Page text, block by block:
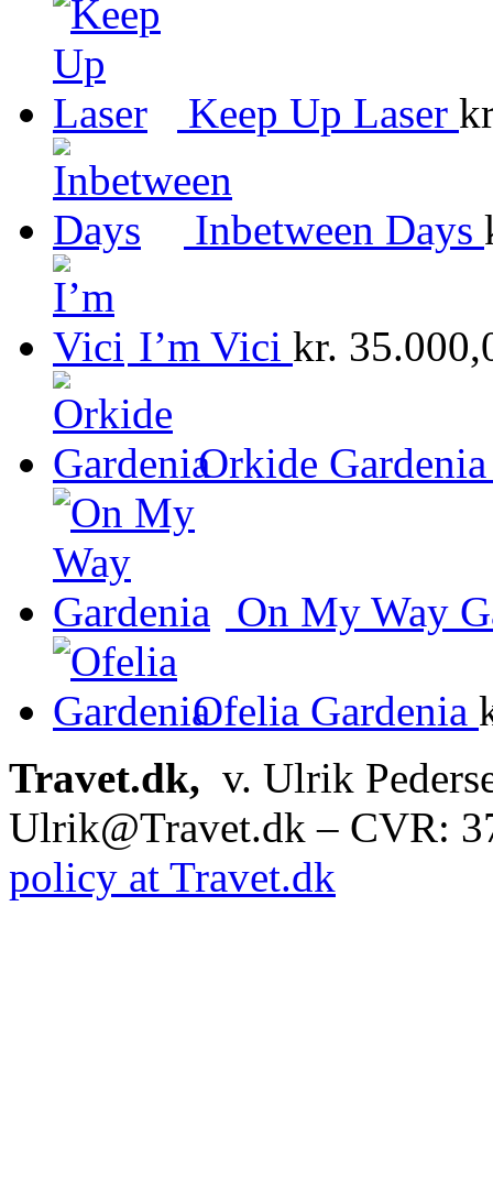
Keep Up Laser
Inbetween Days
I’m Vici kr.
Orkide Gardenia
On My Way
Ofelia Gardenia
Travet.dk, v. Ulrik
Ulrik@Travet.dk – CVR:
policy at Travet.dk